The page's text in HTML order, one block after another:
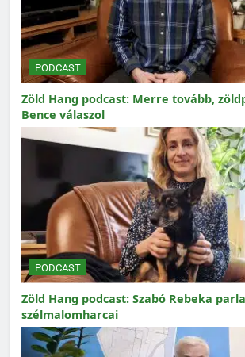
PODCAST
Zöld Hang podcast: Merre tovább,
Bence válaszol
PODCAST
Zöld Hang podcast: Szabó Rebeka
szélmalomharcai